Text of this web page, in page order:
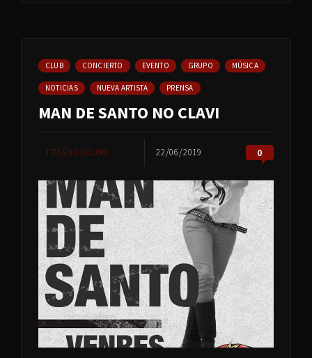
CLUB CONCIERTO EVENTO GRUPO MÚSICA
NOTICIAS NUEVA ARTISTA PRENSA
MAN DE SANTO NO CLAVI
TRASNOSOUND 22/06/2019 0